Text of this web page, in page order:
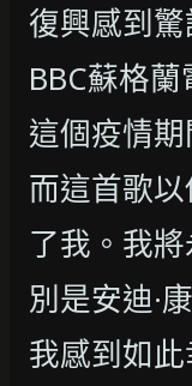
復興感到
BBC蘇格
這個疫情
而這首歌
了我。我
別是安迪·
我感到如